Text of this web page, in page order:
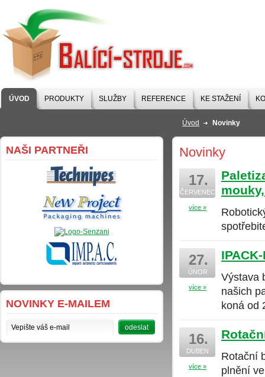
BALÍCÍ-STROJE
ÚVOD PRODUKTY SLUŽBY REFERENCE KE STAŽENÍ
NAŠI PARTNEŘI
NOVINKY E-MAILEM
Úvod Novinky
Novinky
17.
ČERVENEC
více »
27.
ÚNOR
více »
Výstava
našich
koná od
16.
DUBEN
více »
Rotační
plnění